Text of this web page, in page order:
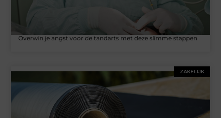
Overwin je angst voor de tandarts met deze slimme stappen
ZAKELIJK